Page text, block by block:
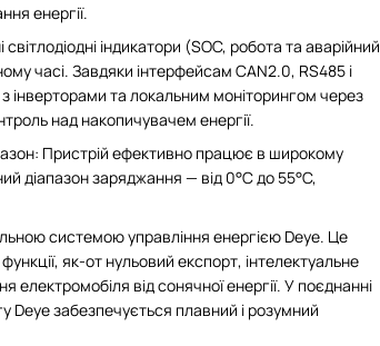
енергії.
індикатори (SOC, робота та аварійний
часі. Завдяки інтерфейсам CAN2.0, RS485 і
інверторами та локальним моніторингом через
над накопичувачем енергії.
Пристрій ефективно працює в широкому
діапазон заряджання — від 0°C до 55°C,
системою управління енергією Deye. Це
як-от нульовий експорт, інтелектуальне
від сонячної енергії. У поєднанні
Deye забезпечується плавний і розумний